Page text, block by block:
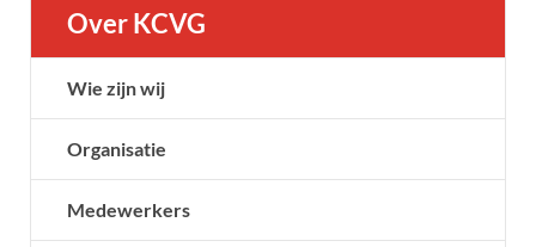
Over KCVG
Wie zijn wij
Organisatie
Medewerkers